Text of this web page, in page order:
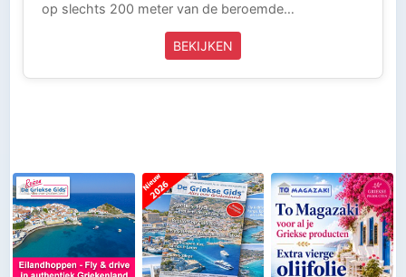
op slechts 200 meter van de beroemde
zich op een gezellige plek in Tinos-stad: vlakbij de
Griekse Gids Reizen is aangesloten bij de ANVR, SGR
en het Calamiteitenfonds. Wij zijn voor onze klanten
die in Griekenland zijn 24 uur per dag bereikbaar (Tel
0031-343-218014) en laten niets over aan het
toeval. Zo kun je zorgeloos op vakantie
BEKIJKEN